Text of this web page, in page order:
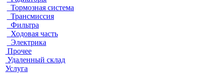
Тормозная система
Трансмиссия
Фильтра
Ходовая часть
Электрика
Прочее
Удаленный склад
Услуга